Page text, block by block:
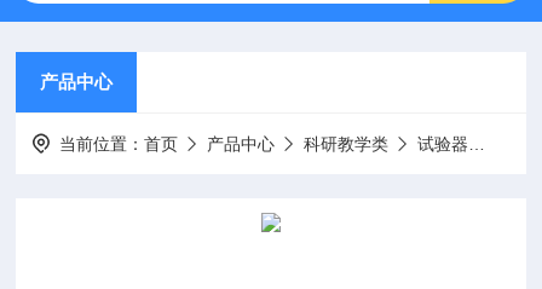
产品中心
当前位置：首页 产品中心 科研教学类 试验器